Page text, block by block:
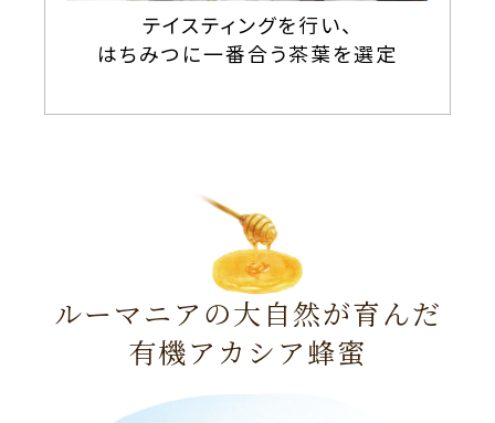
テイスティングを行い、
はちみつに一番合う茶葉を選定
ルーマニアの大自然が育んだ
有機アカシア蜂蜜